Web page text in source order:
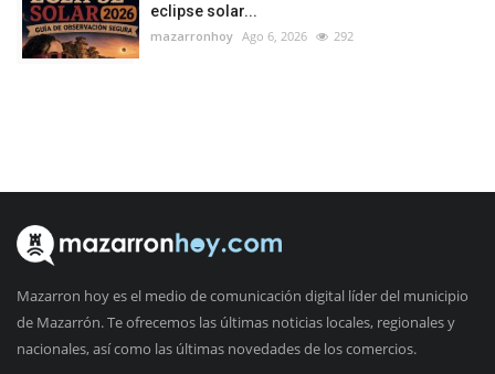
eclipse solar...
mazarronhoy Ago 6, 2026 292
Mazarron hoy es el medio de comunicación digital líder del municipio
de Mazarrón. Te ofrecemos las últimas noticias locales, regionales y
nacionales, así como las últimas novedades de los comercios.